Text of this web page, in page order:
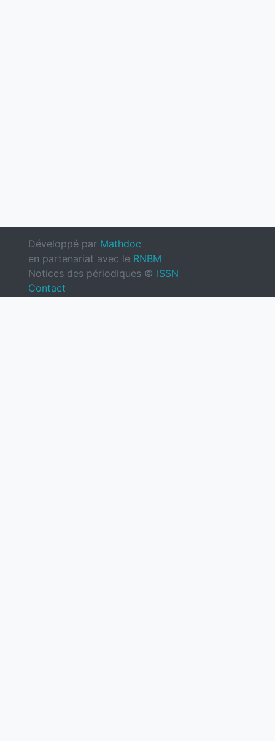
Développé par Mathdoc
en partenariat avec le RNBM
Notices des périodiques © ISSN
Contact